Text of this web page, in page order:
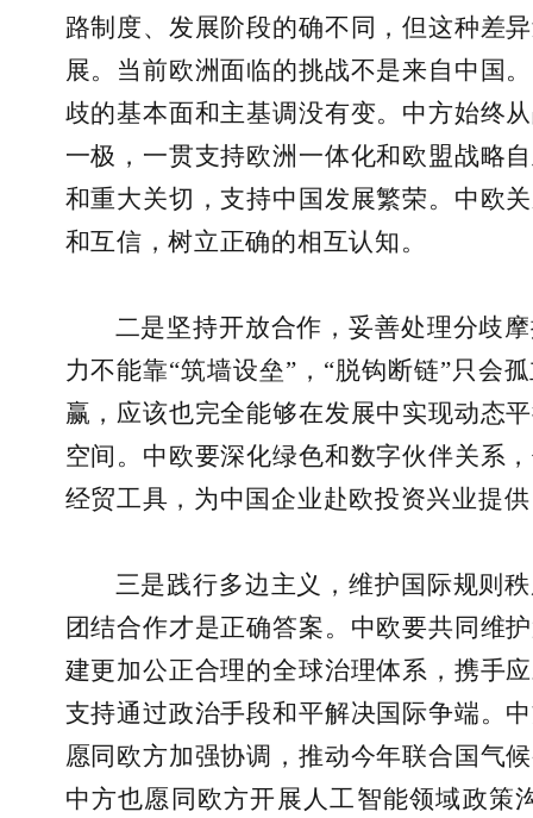
路制度、发展阶段的确不同，但这种差
展。当前欧洲面临的挑战不是来自中国
歧的基本面和主基调没有变。中方始终
一极，一贯支持欧洲一体化和欧盟战略
和重大关切，支持中国发展繁荣。中欧
和互信，树立正确的相互认知。
二是坚持开放合作，妥善处理分歧
力不能靠“筑墙设垒”，“脱钩断链”只会
赢，应该也完全能够在发展中实现动态
空间。中欧要深化绿色和数字伙伴关系
经贸工具，为中国企业赴欧投资兴业提
三是践行多边主义，维护国际规则
团结合作才是正确答案。中欧要共同维
建更加公正合理的全球治理体系，携手
支持通过政治手段和平解决国际争端。
愿同欧方加强协调，推动今年联合国气
中方也愿同欧方开展人工智能领域政策